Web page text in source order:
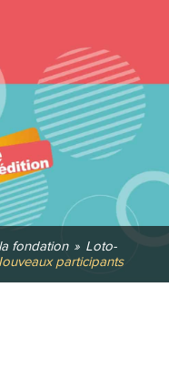
fondation » Loto-
participants